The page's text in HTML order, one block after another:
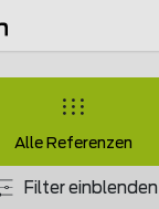
Alle Referenzen
Filter einblenden